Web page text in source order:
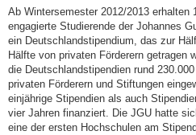
Ab Wintersemester 2012/2013 erhalten
engagierte Studierende der Johannes
ein Deutschlandstipendium, das zur
Hälfte von privaten Förderern getragen
die Deutschlandstipendien rund
privaten Förderern und Stiftungen
einjährige Stipendien als auch
vier Jahren finanziert. Die JGU hatte
eine der ersten Hochschulen am